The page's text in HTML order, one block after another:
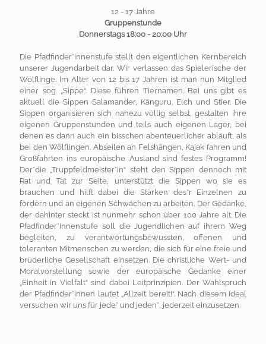
12 - 17 Jahre
Gruppenstunde
Donnerstags 18:00 - 20:00 Uhr
Die Pfadfinder*innenstufe stellt den eigentlichen Kernbereich
unserer Jugendarbeit dar. Wir verlassen das Spielerische der
Wölflinge. Im Alter von 12 bis 17 Jahren ist man nun Mitglied
einer sog. „Sippe“. Diese führen Tiernamen. Bei uns gibt es
aktuell die Sippen Salamander, Känguru, Elch und Stier. Die
Sippen organisieren sich nahezu völlig selbst, gestalten ihre
eigenen Gruppenstunden und teils auch eigenen Lager, bei
denen es dann auch ein bisschen abenteuerlicher abläuft, als
bei den Wölflingen. Abseilen an Felshängen, Kajak fahren und
Großfahrten ins europäische Ausland sind festes Programm!
Der*die „Truppfeldmeister*in“ steht den Sippen dennoch mit
Rat und Tat zur Seite, unterstützt die Sippen wo sie es
brauchen und hilft dabei die Stärken des*r Einzelnen zu
fördern und an eigenen Schwächen zu arbeiten. Der Gedanke,
der dahinter steckt ist nunmehr schon über 100 Jahre alt. Die
Pfadfinder*innenstufe soll die Jugendlichen auf ihrem Weg
begleiten, zu verantwortungsbewussten, offenen und
toleranten Mitmenschen zu werden, die sich für eine freie und
brüderliche Gesellschaft einsetzen. Die christliche Wert- und
Moralvorstellung sowie der europäische Gedanke einer
„Einheit in Vielfalt“ sind dabei Leitprinzipien. Der Wahlspruch
der Pfadfinder*innen lautet „Allzeit bereit!“. Nach diesem Ideal
versuchen wir uns für jede* und jeden*, jederzeit einzusetzen.